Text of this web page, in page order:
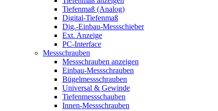
Tiefenmaß (Analog)
Digital-Tiefenmaß
Dig.-Einbau-Messschieber
Ext. Anzeige
PC-Interface
Messschrauben
Messschrauben anzeigen
Einbau-Messschrauben
Bügelmessschrauben
Universal & Gewinde
Tiefenmessschauben
Innen-Messschrauben